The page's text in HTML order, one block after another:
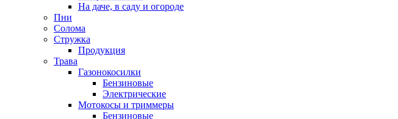
На даче, в саду и огороде
Пни
Солома
Стружка
Продукция
Трава
Газонокосилки
Бензиновые
Электрические
Мотокосы и триммеры
Бензиновые